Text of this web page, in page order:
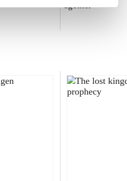
agenter